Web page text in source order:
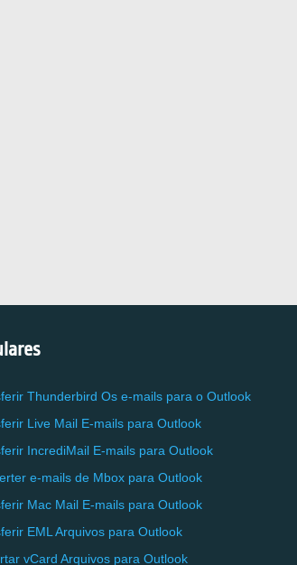
Thunderbird Os e-mails para o Outlook
Live Mail E-mails para Outlook
IncrediMail E-mails para Outlook
e-mails de Mbox para Outlook
Mac Mail E-mails para Outlook
EML Arquivos para Outlook
vCard Arquivos para Outlook